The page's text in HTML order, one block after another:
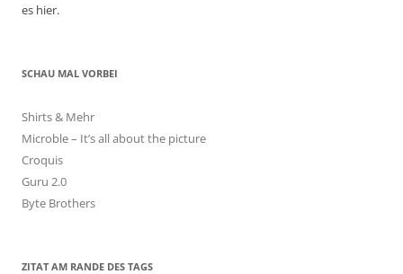
es hier.
SCHAU MAL VORBEI
Shirts & Mehr
Microble – It’s all about the picture
Croquis
Guru 2.0
Byte Brothers
ZITAT AM RANDE DES TAGS